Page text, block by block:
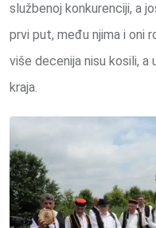
službenoj konkurenciji, a
prvi put, među njima i oni
više decenija nisu kosili, a
kraja.